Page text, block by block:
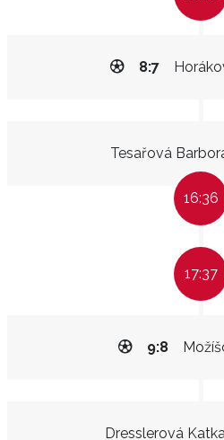
8:7
Tesařová
16:36
17:37
9:8
Dresslerová